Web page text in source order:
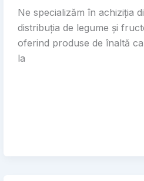
Ne specializăm în achiziția
distribuția de legume și
oferind produse de înaltă
la